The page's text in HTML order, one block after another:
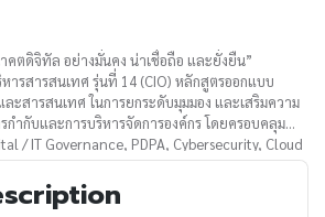
คตดิจิทัล อย่างมั่นคง น่าเชื่อถือ และยั่งยืน”
ารสารสนเทศ รุ่นที่ 14 (CIO) หลักสูตรออกแบบ
สารสนเทศ ในการยกระดับมุมมอง และเสริมความ
กำกับและการบริหารจัดการองค์กร โดยครอบคลุม
/ IT Governance, PDPA, Cybersecurity, Cloud
AI Governance, Quantum Readiness, Digital
& Sustainable Digital Transformation